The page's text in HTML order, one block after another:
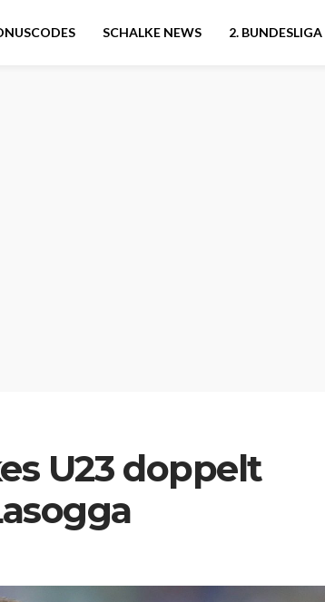
SCHALKE NEWS 2. BUNDESLIGA
U23 doppelt